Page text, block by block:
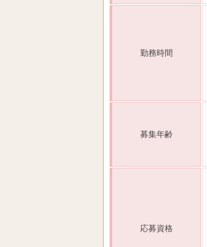
勤務時間
募集年齢
応募資格